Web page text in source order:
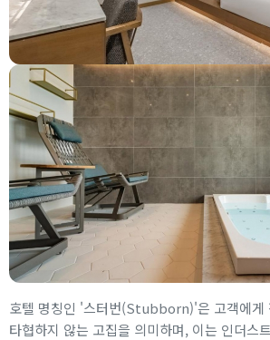
호텔 명칭인 '스터번(Stubborn)'은 고객에게
타협하지 않는 고집을 의미하며, 이는 인더스